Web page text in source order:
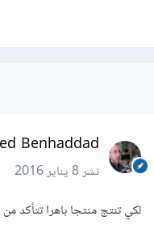
Benhaddad
نشر8 يناير 2016
لكي تنتج منتجا باهرا تتأكد